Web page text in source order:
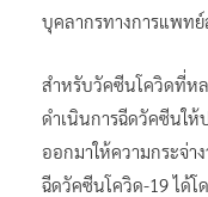
บุคลากรทางการแพท
สำหรับวัคซีนโควิดที่หล
ดำเนินการฉีดวัคซีนใ
ออกมาให้ความกระจ่า
ฉีดวัคซีนโควิด-19 ได้โ